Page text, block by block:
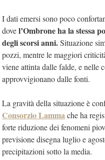
I dati emersi sono poco
dovel’Ombrone ha la stessa
degli scorsi anni.Situazione
pozzi, mentre le maggiori
viene attinta dalle falde, e nelle
approvvigionano dalle fonti.
La gravità della situazione è
Consorzio Lammache ha
forte riduzione dei fenomeni
previsione disegna luglio e
precipitazioni sotto la media.